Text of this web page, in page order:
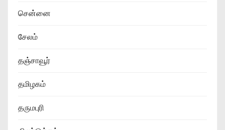
சென்னை
சேலம்
தஞ்சாவூர்
தமிழகம்
தருமபுரி